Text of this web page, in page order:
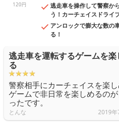
120円
逃走車を操作して警察か
う！カーチェイスドライ
アンロックで膨大な数の
る！
逃走車を運転するゲームを楽
る
警察相手にカーチェイスを楽
ゲームで非日常を楽しめるの
ったです。
とんな 2019年